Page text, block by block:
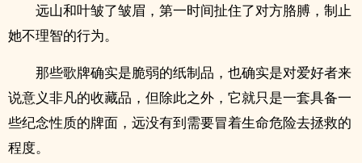
远山和叶皱了皱眉，第一时间扯住了对方胳膊，制止
她不理智的行为。
那些歌牌确实是脆弱的纸制品，也确实是对爱好者来
说意义非凡的收藏品，但除此之外，它就只是一套具备一
些纪念性质的牌面，远没有到需要冒着生命危险去拯救的
程度。